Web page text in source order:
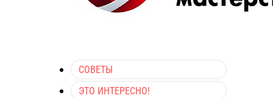
СОВЕТЫ
ЭТО ИНТЕРЕСНО!